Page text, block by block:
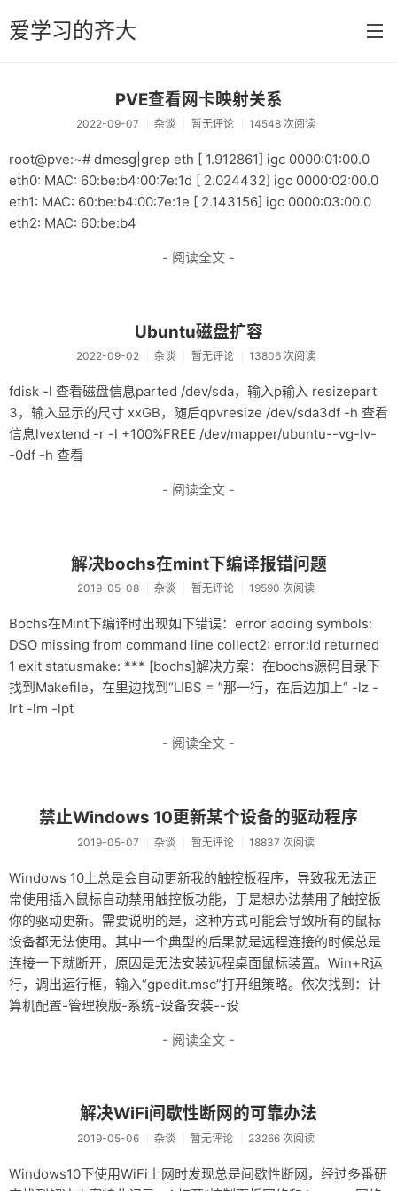
爱学习的齐大
首页
杂谈
远程开机棒
关于
PVE查看网卡映射关系
2022-09-07 杂谈 暂无评论 14548 次阅读
root@pve:~# dmesg|grep eth [ 1.912861] igc 0000:01:00.0
eth0: MAC: 60:be:b4:00:7e:1d [ 2.024432] igc 0000:02:00.0
eth1: MAC: 60:be:b4:00:7e:1e [ 2.143156] igc 0000:03:00.0
eth2: MAC: 60:be:b4
- 阅读全文 -
Ubuntu磁盘扩容
2022-09-02 杂谈 暂无评论 13806 次阅读
fdisk -l 查看磁盘信息parted /dev/sda，输入p输入 resizepart
3，输入显示的尺寸 xxGB，随后qpvresize /dev/sda3df -h 查看
信息lvextend -r -l +100%FREE /dev/mapper/ubuntu--vg-lv-
-0df -h 查看
- 阅读全文 -
解决bochs在mint下编译报错问题
2019-05-08 杂谈 暂无评论 19590 次阅读
Bochs在Mint下编译时出现如下错误：error adding symbols:
DSO missing from command line collect2: error:ld returned
1 exit statusmake: *** [bochs]解决方案：在bochs源码目录下
找到Makefile，在里边找到“LIBS = ”那一行，在后边加上“ -lz -
lrt -lm -lpt
- 阅读全文 -
禁止Windows 10更新某个设备的驱动程序
2019-05-07 杂谈 暂无评论 18837 次阅读
Windows 10上总是会自动更新我的触控板程序，导致我无法正
常使用插入鼠标自动禁用触控板功能，于是想办法禁用了触控板
你的驱动更新。需要说明的是，这种方式可能会导致所有的鼠标
设备都无法使用。其中一个典型的后果就是远程连接的时候总是
连接一下就断开，原因是无法安装远程桌面鼠标装置。Win+R运
行，调出运行框，输入“gpedit.msc”打开组策略。依次找到：计
算机配置-管理模版-系统-设备安装--设
- 阅读全文 -
解决WiFi间歇性断网的可靠办法
2019-05-06 杂谈 暂无评论 23266 次阅读
Windows10下使用WiFi上网时发现总是间歇性断网，经过多番研